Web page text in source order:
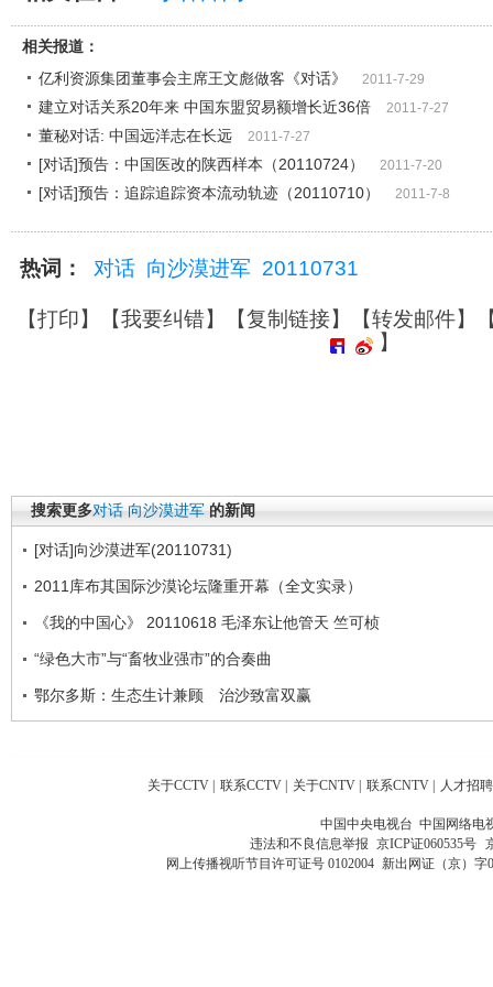
相关报道：
亿利资源集团董事会主席王文彪做客《对话》
2011-7-29
建立对话关系20年来 中国东盟贸易额增长近36倍 2011-7-27
董秘对话: 中国远洋志在长远 2011-7-27
[对话]预告：中国医改的陕西样本（20110724） 2011-7-20
[对话]预告：追踪追踪资本流动轨迹（20110710） 2011-7-8
热词： 对话 向沙漠进军 20110731
【打印】【我要纠错】【复制链接】【转发邮件】
】
搜索更多对话 向沙漠进军 的新闻
[对话]向沙漠进军(20110731)
2011库布其国际沙漠论坛隆重开幕（全文实录）
《我的中国心》 20110618 毛泽东让他管天 竺可桢
“绿色大市”与“畜牧业强市”的合奏曲
鄂尔多斯：生态生计兼顾 治沙致富双赢
关于CCTV | 联系CCTV | 关于CNTV | 联系CNTV | 人才招聘
中国中央电视台 中国网络电
违法和不良信息举报 京ICP证060535号
网上传播视听节目许可证号 0102004 新出网证（京）